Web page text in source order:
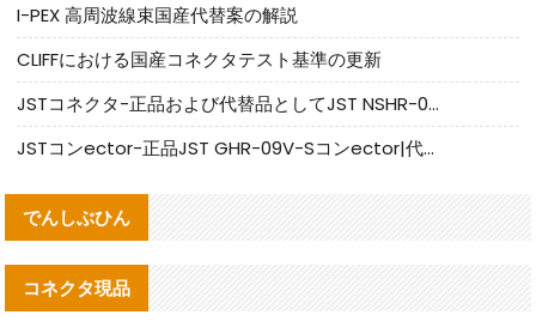
I-PEX 高周波線束国産代替案の解説
CLIFFにおける国産コネクタテスト基準の更新
JSTコネクタ-正品および代替品としてJST NSHR-02V-Sコネクタを提供します
JSTコンector-正品JST GHR-09V-Sコンector|代替品提供
でんしぶひん
コネクタ現品